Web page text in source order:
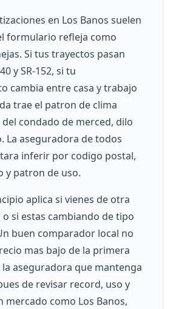
en Los Banos suelen
formulario refleja como
Si tus trayectos pasan
y SR-152, si tu
cambia entre casa y trabajo
trae el patron de clima
condado de merced, dilo
La aseguradora de todos
inferir por codigo postal,
y patron de uso.
aplica si vienes de otra
si estas cambiando de tipo
buen comparador local no
mas bajo de la primera
aseguradora que mantenga
de revisar record, uso y
mercado como Los Banos,